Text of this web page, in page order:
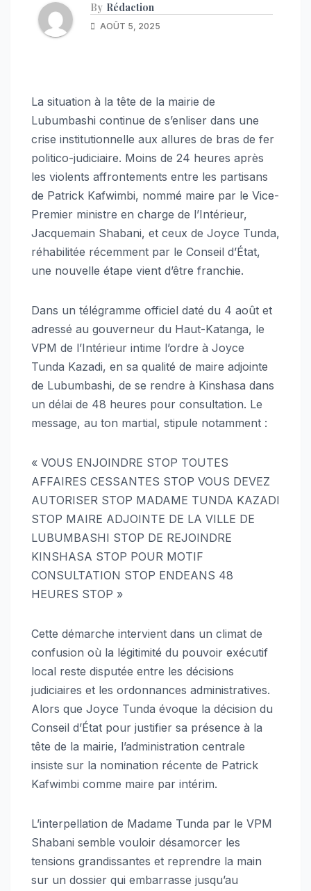
By Rédaction
AOÛT 5, 2025
La situation à la tête de la mairie de
Lubumbashi continue de s’enliser dans une
crise institutionnelle aux allures de bras de fer
politico-judiciaire. Moins de 24 heures après
les violents affrontements entre les partisans
de Patrick Kafwimbi, nommé maire par le Vice-
Premier ministre en charge de l’Intérieur,
Jacquemain Shabani, et ceux de Joyce Tunda,
réhabilitée récemment par le Conseil d’État,
une nouvelle étape vient d’être franchie.
Dans un télégramme officiel daté du 4 août et
adressé au gouverneur du Haut-Katanga, le
VPM de l’Intérieur intime l’ordre à Joyce
Tunda Kazadi, en sa qualité de maire adjointe
de Lubumbashi, de se rendre à Kinshasa dans
un délai de 48 heures pour consultation. Le
message, au ton martial, stipule notamment :
« VOUS ENJOINDRE STOP TOUTES
AFFAIRES CESSANTES STOP VOUS DEVEZ
AUTORISER STOP MADAME TUNDA KAZADI
STOP MAIRE ADJOINTE DE LA VILLE DE
LUBUMBASHI STOP DE REJOINDRE
KINSHASA STOP POUR MOTIF
CONSULTATION STOP ENDEANS 48
HEURES STOP »
Cette démarche intervient dans un climat de
confusion où la légitimité du pouvoir exécutif
local reste disputée entre les décisions
judiciaires et les ordonnances administratives.
Alors que Joyce Tunda évoque la décision du
Conseil d’État pour justifier sa présence à la
tête de la mairie, l’administration centrale
insiste sur la nomination récente de Patrick
Kafwimbi comme maire par intérim.
L’interpellation de Madame Tunda par le VPM
Shabani semble vouloir désamorcer les
tensions grandissantes et reprendre la main
sur un dossier qui embarrasse jusqu’au